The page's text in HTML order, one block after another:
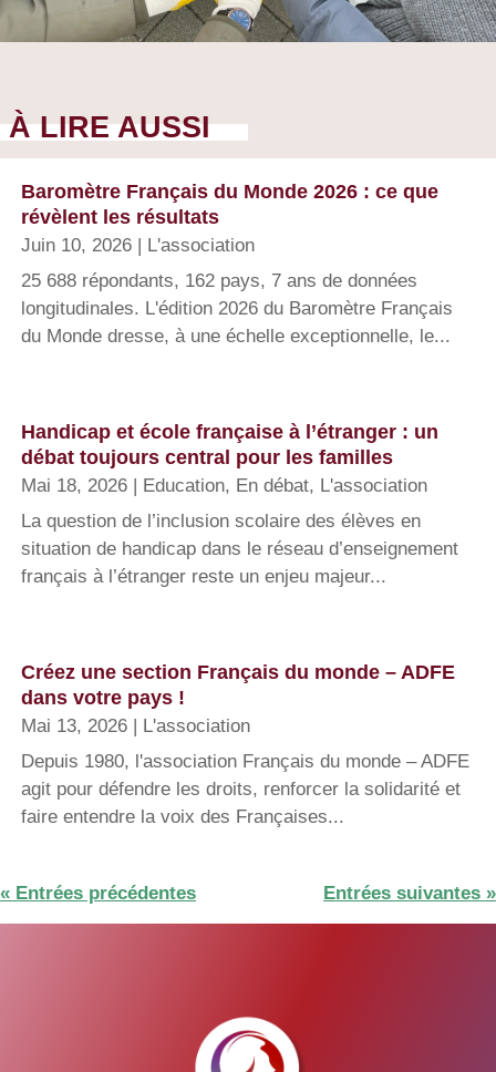
À LIRE AUSSI
Baromètre Français du Monde 2026 : ce que
révèlent les résultats
Juin 10, 2026 | L'association
25 688 répondants, 162 pays, 7 ans de données
longitudinales. L'édition 2026 du Baromètre Français
du Monde dresse, à une échelle exceptionnelle, le...
Handicap et école française à l’étranger : un
débat toujours central pour les familles
Mai 18, 2026 | Education, En débat, L'association
La question de l’inclusion scolaire des élèves en
situation de handicap dans le réseau d’enseignement
français à l’étranger reste un enjeu majeur...
Créez une section Français du monde – ADFE
dans votre pays !
Mai 13, 2026 | L'association
Depuis 1980, l'association Français du monde – ADFE
agit pour défendre les droits, renforcer la solidarité et
faire entendre la voix des Françaises...
« Entrées précédentes Entrées suivantes »